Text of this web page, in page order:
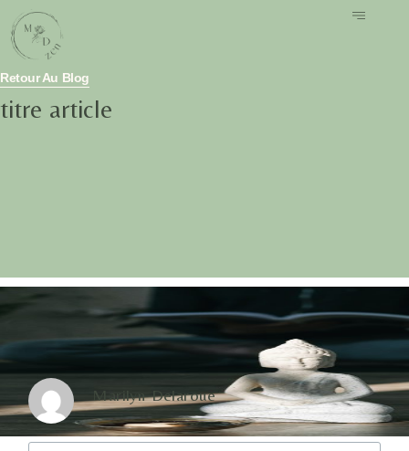
Retour Au Blog
titre article
Marilyn Delaroue